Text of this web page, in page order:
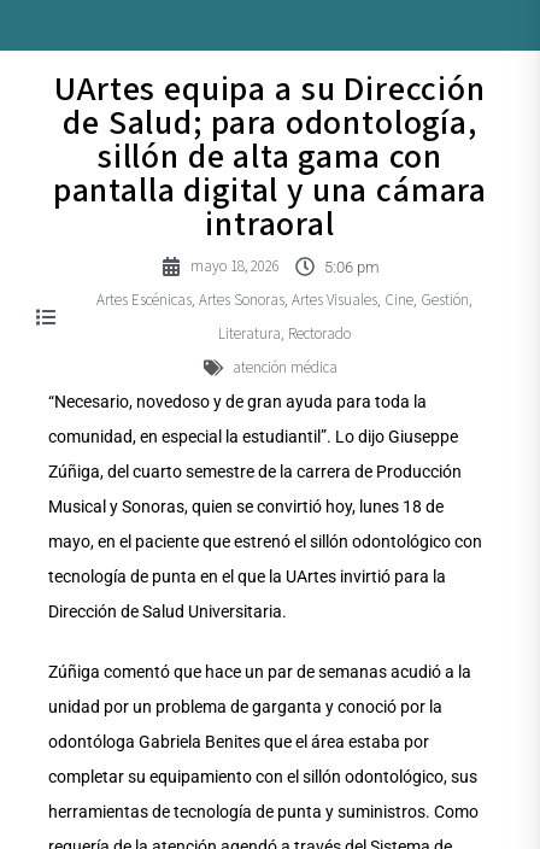
UArtes equipa a su Dirección
de Salud; para odontología,
sillón de alta gama con
pantalla digital y una cámara
intraoral
mayo 18, 2026 5:06 pm
Artes Escénicas Artes Sonoras Artes Visuales Cine Gestión
Literatura Rectorado
atención médica
“Necesario, novedoso y de gran ayuda para toda la
comunidad, en especial la estudiantil”. Lo dijo Giuseppe
Zúñiga, del cuarto semestre de la carrera de Producción
Musical y Sonoras, quien se convirtió hoy, lunes 18 de
mayo, en el paciente que estrenó el sillón odontológico con
tecnología de punta en el que la UArtes invirtió para la
Dirección de Salud Universitaria.
Zúñiga comentó que hace un par de semanas acudió a la
unidad por un problema de garganta y conoció por la
odontóloga Gabriela Benites que el área estaba por
completar su equipamiento con el sillón odontológico, sus
herramientas de tecnología de punta y suministros. Como